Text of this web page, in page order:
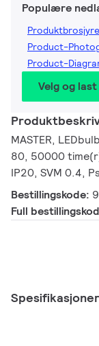
Populære
Produktbrosjyre
Product-
Product-
Velg og
MASTER,
80, 50000
IP20, SVM 0.4,
Bestillingskode:
Full
Spesifikasjoner